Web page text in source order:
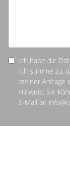
Ich habe die
Ich stimme zu,
meiner Anfrage
Hinweis: Sie
E-Mail an